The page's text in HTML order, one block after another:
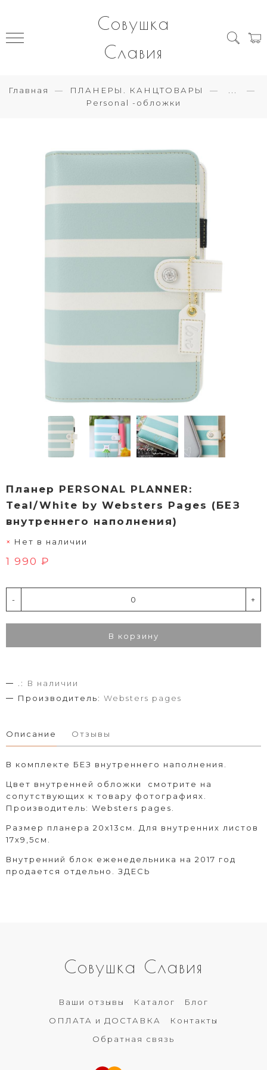
Совушка
Славия
Главная ПЛАНЕРЫ. КАНЦТОВАРЫ
Personal -обложки
Планер PERSONAL PLANNER:
Teal/White by Websters Pages (БЕЗ
внутреннего наполнения)
Нет в наличии
1 990 ₽
- +
В корзину
.:
В наличии
Производитель: Websters pages
Описание Отзывы
В комплекте БЕЗ внутреннего наполнения.
Цвет внутренней обложки смотрите на
сопутствующих к товару фотографиях.
Производитель: Websters pages.
Размер планера 20х13см. Для внутренних листов
17х9,5см.
Внутренний блок еженедельника на 2017 год
продается отдельно. ЗДЕСЬ
Совушка Славия
Ваши отзывы Каталог
Блог
ОПЛАТА и ДОСТАВКА
Контакты
Обратная связь